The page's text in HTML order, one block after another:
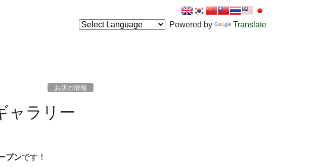
Powered by Translate
お店の情報
ャラリー
プンです！